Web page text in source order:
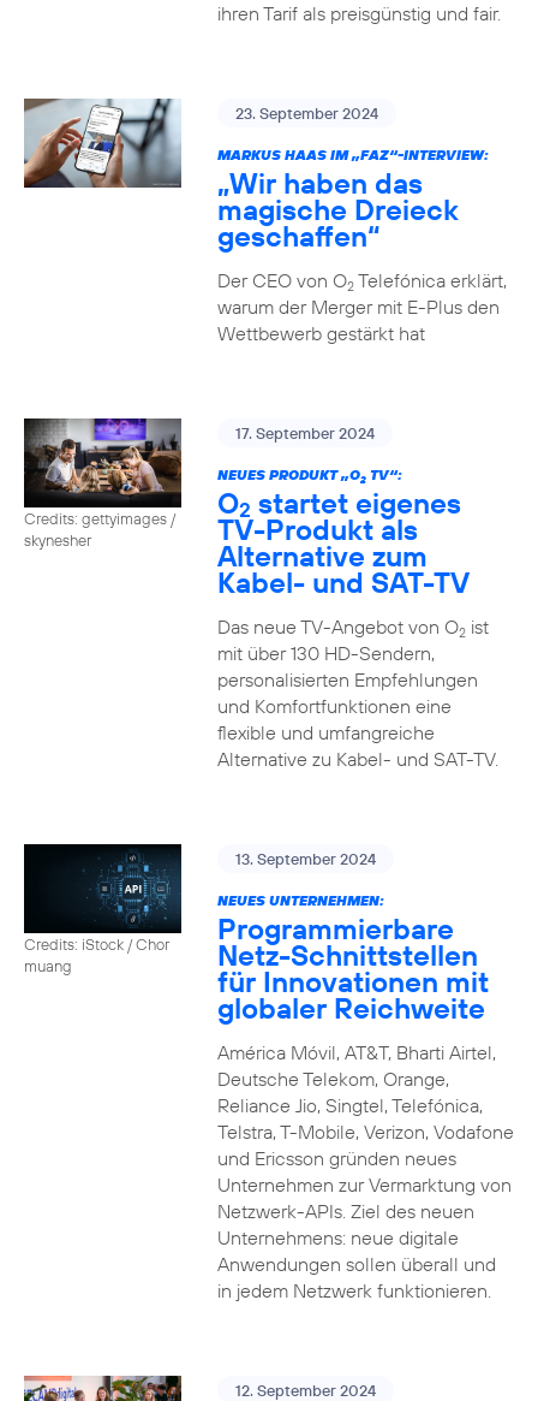
ihren Tarif als preisgünstig und fair.
23. September 2024
MARKUS HAAS IM „FAZ“-INTERVIEW:
„Wir haben das
magische Dreieck
geschaffen“
Der CEO von O2Telefónica erklärt,
warum der Merger mit E-Plus den
Wettbewerb gestärkt hat
Credits: gettyimages /
skynesher
17. September 2024
NEUES PRODUKT „O2TV“:
O2 startet eigenes
TV-Produkt als
Alternative zum
Kabel- und SAT-TV
Das neue TV-Angebot von O2ist
mit über 130 HD-Sendern,
personalisierten Empfehlungen
und Komfortfunktionen eine
flexible und umfangreiche
Alternative zu Kabel- und SAT-TV.
Credits: iStock / Chor
muang
13. September 2024
NEUES UNTERNEHMEN:
Programmierbare
Netz-Schnittstellen
für Innovationen mit
globaler Reichweite
América Móvil, AT&T, Bharti Airtel,
Deutsche Telekom, Orange,
Reliance Jio, Singtel, Telefónica,
Telstra, T-Mobile, Verizon, Vodafone
und Ericsson gründen neues
Unternehmen zur Vermarktung von
Netzwerk-APIs. Ziel des neuen
Unternehmens: neue digitale
Anwendungen sollen überall und
in jedem Netzwerk funktionieren.
12. September 2024